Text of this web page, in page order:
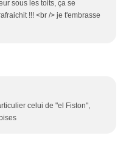
sous les toits, ça se
!!! <br /> je t'embrasse
celui de "el Fiston",